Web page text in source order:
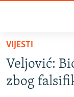
Pređite
glavni
sadržaj
VIJESTI
BOSNA I
SRBIJA
VIJESTI
Veljović:
zbog